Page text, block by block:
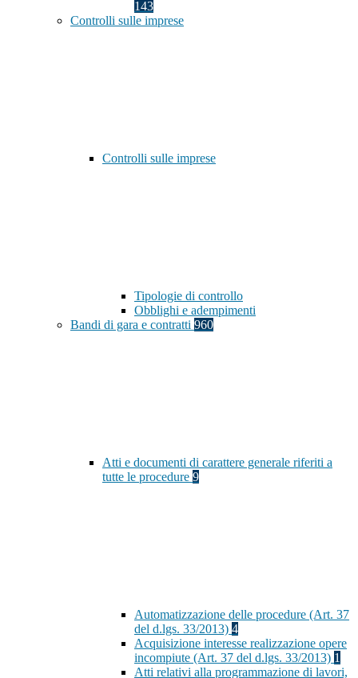
143
Controlli sulle imprese
Controlli sulle imprese
Tipologie di controllo
Obblighi e adempimenti
Bandi di gara e contratti 960
Atti e documenti di carattere generale riferiti a
tutte le procedure 9
Automatizzazione delle procedure (Art. 37
del d.lgs. 33/2013) 4
Acquisizione interesse realizzazione opere
incompiute (Art. 37 del d.lgs. 33/2013) 1
Atti relativi alla programmazione di lavori,